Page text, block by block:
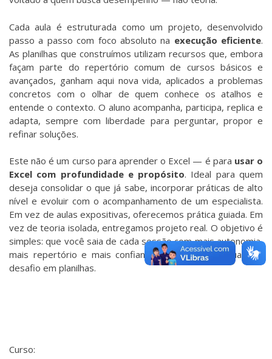
Cada aula é estruturada como um projeto, desenvolvido
passo a passo com foco absoluto na execução eficiente.
As planilhas que construímos utilizam recursos que, embora
façam parte do repertório comum de cursos básicos e
avançados, ganham aqui nova vida, aplicados a problemas
concretos com o olhar de quem conhece os atalhos e
entende o contexto. O aluno acompanha, participa, replica e
adapta, sempre com liberdade para perguntar, propor e
refinar soluções.
Este não é um curso para aprender o Excel — é para usar o
Excel com profundidade e propósito. Ideal para quem
deseja consolidar o que já sabe, incorporar práticas de alto
nível e evoluir com o acompanhamento de um especialista.
Em vez de aulas expositivas, oferecemos prática guiada. Em
vez de teoria isolada, entregamos projeto real. O objetivo é
simples: que você saia de cada sessão com mais autonomia,
mais repertório e mais confiança para enfrentar qualquer
desafio em planilhas.
Curso: